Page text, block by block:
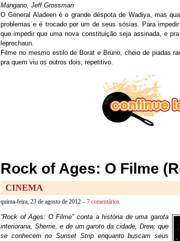
Mangano, Jeff Grossman
O General Aladeen é o grande déspota de Wadiya, mas
problemas e é trocado por um de seus sósias. Para
que impedir que uma nova constituição seja assinada, e
leprechaun.
Filme no mesmo estilo de Borat e Brüno, cheio de piadas
pra quem viu os outros dois, repetitivo.
Rock of Ages: O Filme
CINEMA
quinta-feira, 23 de agosto de 2012 – 7 comentários
“Rock of Ages: O Filme” conta a história de uma garota
interiorana, Sherrie, e de um garoto da cidade, Drew, que
se conhecem no Sunset Strip enquanto buscam seus